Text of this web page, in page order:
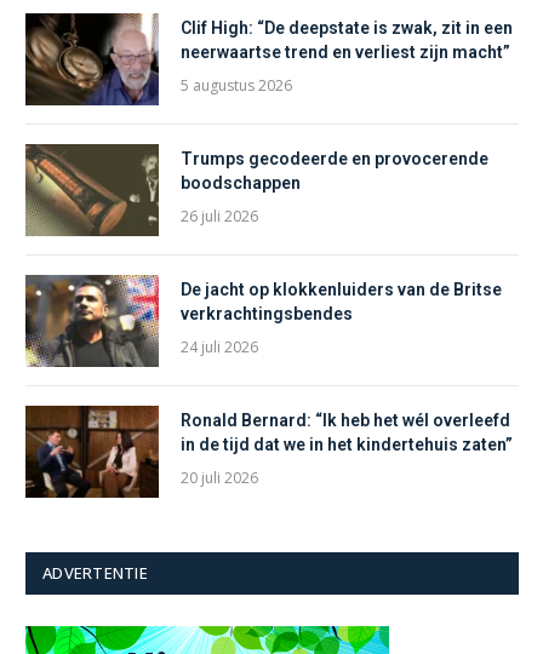
Clif High: “De deepstate is zwak, zit in een
neerwaartse trend en verliest zijn macht”
5 augustus 2026
Trumps gecodeerde en provocerende
boodschappen
26 juli 2026
De jacht op klokkenluiders van de Britse
verkrachtingsbendes
24 juli 2026
Ronald Bernard: “Ik heb het wél overleefd
in de tijd dat we in het kindertehuis zaten”
20 juli 2026
ADVERTENTIE